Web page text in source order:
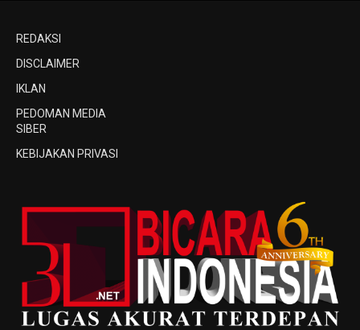
REDAKSI
DISCLAIMER
IKLAN
PEDOMAN MEDIA
SIBER
KEBIJAKAN PRIVASI